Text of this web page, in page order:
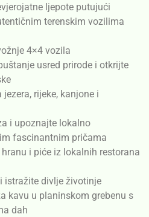
ljepote putujući
terenskim vozilima
4×4 vozila
usred prirode i otkrijte
rijeke, kanjone i
i upoznajte lokalno
fascinantnim pričama
i piće iz lokalnih restorana
istražite divlje životinje
kavu u planinskom grebenu s
dah